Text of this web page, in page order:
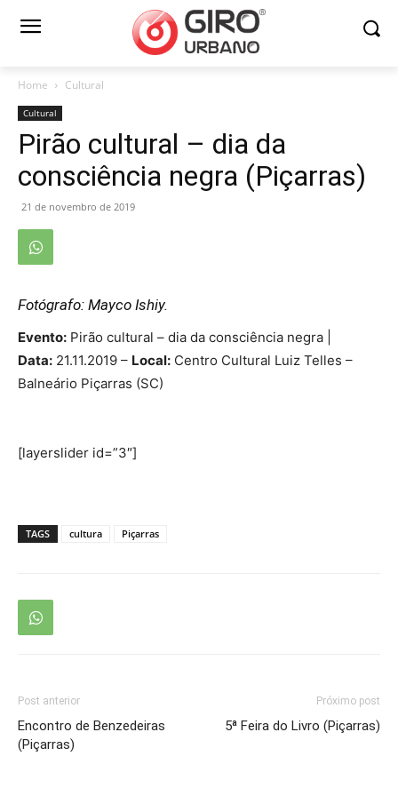
Home Cultural
Cultural
Pirão cultural – dia da
consciência negra (Piçarras)
21 de novembro de 2019
Fotógrafo: Mayco Ishiy.
Evento: Pirão cultural – dia da consciência negra |
Data: 21.11.2019 – Local: Centro Cultural Luiz Telles –
Balneário Piçarras (SC)
[layerslider id=”3″]
TAGS cultura Piçarras
Post anterior
Encontro de Benzedeiras
(Piçarras)
Próximo post
5ª Feira do Livro (Piçarras)